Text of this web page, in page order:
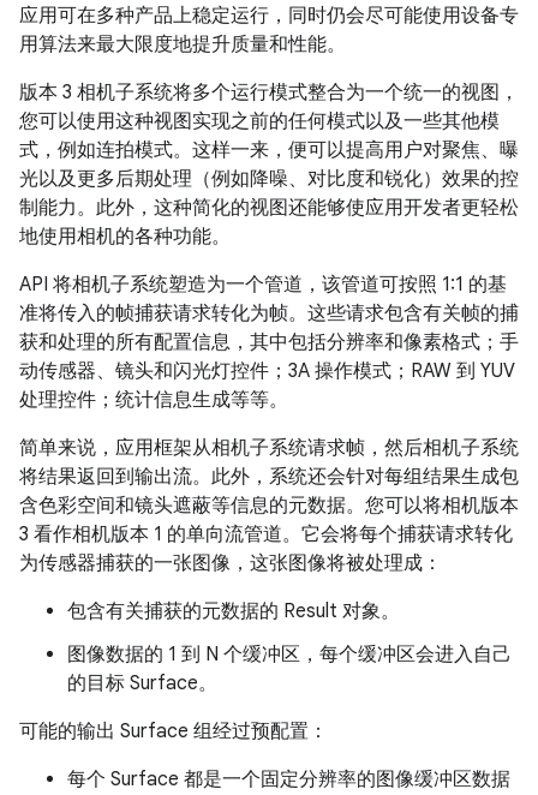
应用可在多种产品上稳定运行，同时仍会尽可能使用设备专
用算法来最大限度地提升质量和性能。
版本 3 相机子系统将多个运行模式整合为一个统一的视图，
您可以使用这种视图实现之前的任何模式以及一些其他模
式，例如连拍模式。这样一来，便可以提高用户对聚焦、曝
光以及更多后期处理（例如降噪、对比度和锐化）效果的控
制能力。此外，这种简化的视图还能够使应用开发者更轻松
地使用相机的各种功能。
API 将相机子系统塑造为一个管道，该管道可按照 1:1 的基
准将传入的帧捕获请求转化为帧。这些请求包含有关帧的捕
获和处理的所有配置信息，其中包括分辨率和像素格式；手
动传感器、镜头和闪光灯控件；3A 操作模式；RAW 到 YUV
处理控件；统计信息生成等等。
简单来说，应用框架从相机子系统请求帧，然后相机子系统
将结果返回到输出流。此外，系统还会针对每组结果生成包
含色彩空间和镜头遮蔽等信息的元数据。您可以将相机版本
3 看作相机版本 1 的单向流管道。它会将每个捕获请求转化
为传感器捕获的一张图像，这张图像将被处理成：
包含有关捕获的元数据的 Result 对象。
图像数据的 1 到 N 个缓冲区，每个缓冲区会进入自己
的目标 Surface。
可能的输出 Surface 组经过预配置：
每个 Surface 都是一个固定分辨率的图像缓冲区数据